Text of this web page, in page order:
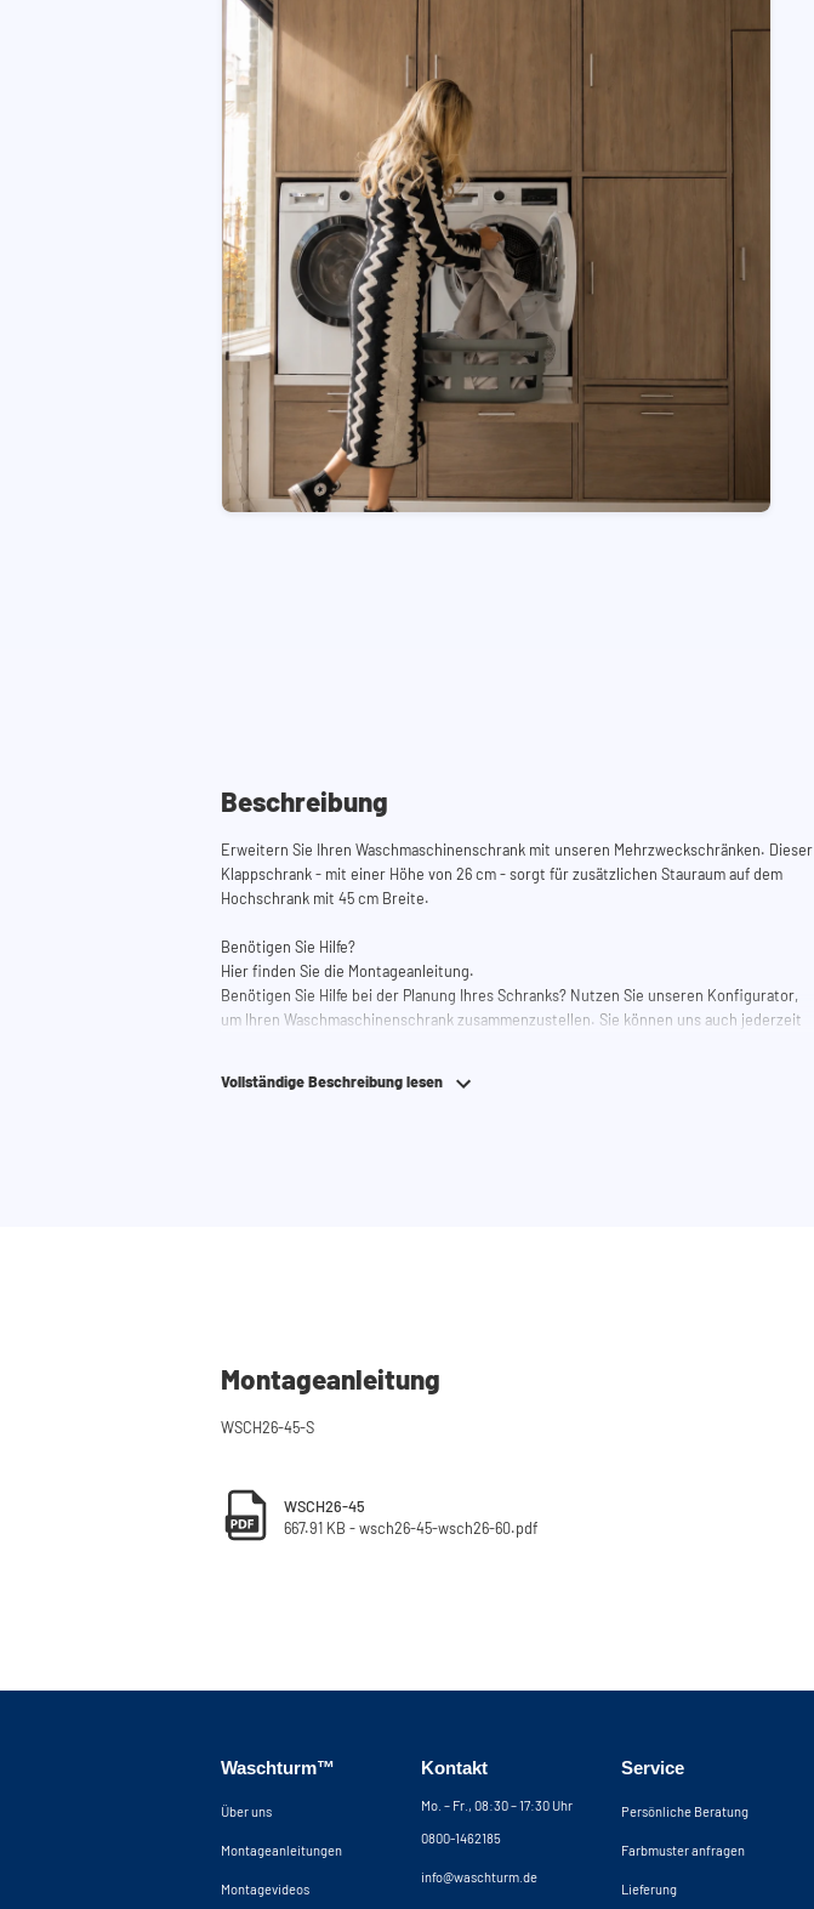
Beschreibung
Erweitern Sie Ihren Waschmaschinenschrank mit unseren Mehrzweckschränken. Dieser
Klappschrank - mit einer Höhe von 26 cm - sorgt für zusätzlichen Stauraum auf dem
Hochschrank mit 45 cm Breite.
Benötigen Sie Hilfe?
Hier finden Sie die Montageanleitung.
Benötigen Sie Hilfe bei der Planung Ihres Schranks? Nutzen Sie unseren Konfigurator,
um Ihren Waschmaschinenschrank zusammenzustellen. Sie können uns auch jederzeit
Vollständige Beschreibung lesen
Montageanleitung
WSCH26-45-S
WSCH26-45
667.91 KB - wsch26-45-wsch26-60.pdf
Waschturm™
Über uns
Montageanleitungen
Montagevideos
Kontakt
Mo. – Fr., 08:30 – 17:30 Uhr
0800-1462185
info@waschturm.de
Service
Persönliche Beratung
Farbmuster anfragen
Lieferung